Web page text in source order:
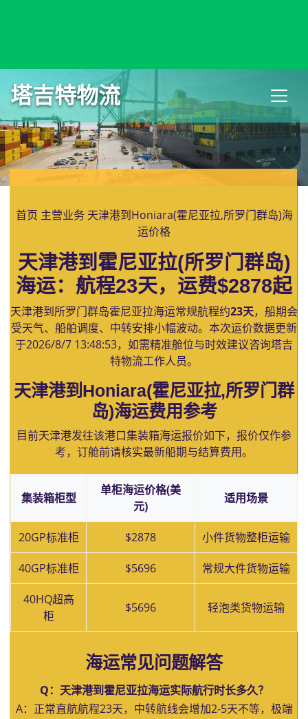
塔吉特物流
首页 主营业务 天津港到Honiara(霍尼亚拉,所罗门群岛)海
运价格
天津港到霍尼亚拉(所罗门群岛)
海运：航程23天，运费$2878起
天津港到所罗门群岛霍尼亚拉海运常规航程约23天，船期会
受天气、船舶调度、中转安排小幅波动。本次运价数据更新
于2026/8/7 13:48:53，如需精准舱位与时效建议咨询塔吉
特物流工作人员。
天津港到Honiara(霍尼亚拉,所罗门群
岛)海运费用参考
目前天津港发往该港口集装箱海运报价如下，报价仅作参
考，订舱前请核实最新船期与结算费用。
集装箱柜型
单柜海运价格(美
元)
适用场景
20GP标准柜 $2878 小件货物整柜运输
40GP标准柜 $5696 常规大件货物运输
40HQ超高
柜
$5696 轻泡类货物运输
海运常见问题解答
Q：天津港到霍尼亚拉海运实际航行时长多久？
A：正常直航航程23天，中转航线会增加2-5天不等，极端